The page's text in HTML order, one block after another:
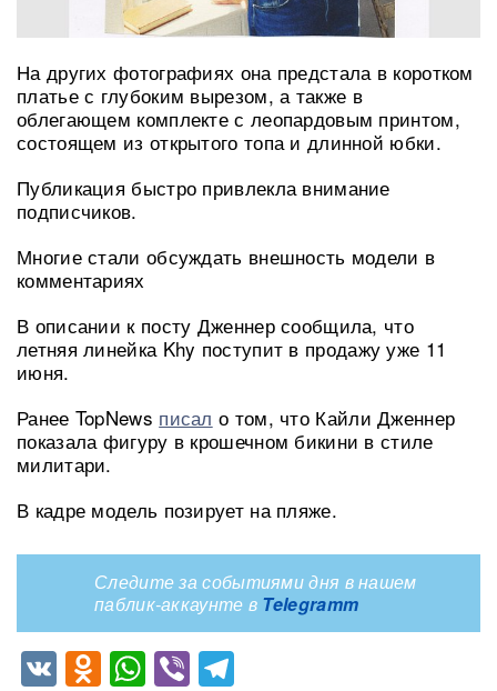
На других фотографиях она предстала в коротком
платье с глубоким вырезом, а также в
облегающем комплекте с леопардовым принтом,
состоящем из открытого топа и длинной юбки.
Публикация быстро привлекла внимание
подписчиков.
Многие стали обсуждать внешность модели в
комментариях
В описании к посту Дженнер сообщила, что
летняя линейка Khy поступит в продажу уже 11
июня.
Ранее TopNews писал о том, что Кайли Дженнер
показала фигуру в крошечном бикини в стиле
милитари.
В кадре модель позирует на пляже.
Следите за событиями дня в нашем
паблик-аккаунте в Telegramm
VKOdnoklassniki
WhatsApp
Viber